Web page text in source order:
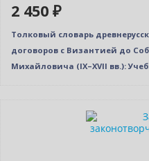
2 450 ₽
Толковый словарь
договоров с Византией до
Михайловича (IX–XVII вв.):